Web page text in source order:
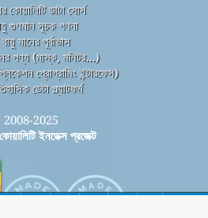
কোয়ালিটি ডাটা সোর্স
গুণমান সূচক গণনা
বায়ু মানের পূর্বাভাস
পণ্য (মাস্ক, মনিটর...)
প্রোগ্রামিং ইন্টারফেস)
ডেটা প্ল্যাটফর্ম
2025
ইনডেক্স প্রজেক্ট